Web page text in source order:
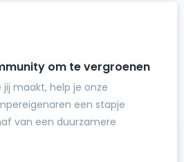
om te vergroenen
maakt, help je onze
een stapje
van een duurzamere